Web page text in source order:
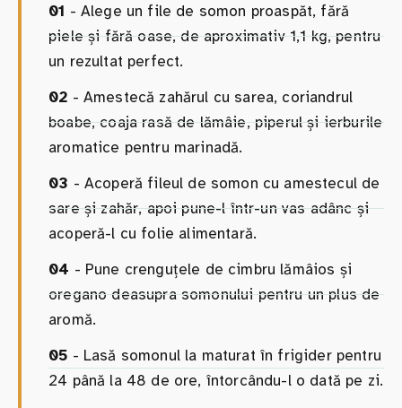
01 - Alege un file de somon proaspăt, fără
piele și fără oase, de aproximativ 1,1 kg, pentru
un rezultat perfect.
02 - Amestecă zahărul cu sarea, coriandrul
boabe, coaja rasă de lămâie, piperul și ierburile
aromatice pentru marinadă.
03 - Acoperă fileul de somon cu amestecul de
sare și zahăr, apoi pune-l într-un vas adânc și
acoperă-l cu folie alimentară.
04 - Pune crenguțele de cimbru lămâios și
oregano deasupra somonului pentru un plus de
aromă.
05 - Lasă somonul la maturat în frigider pentru
24 până la 48 de ore, întorcându-l o dată pe zi.